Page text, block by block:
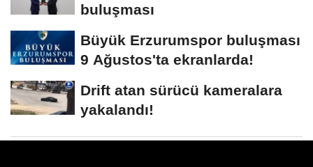
buluşması
Büyük Erzurumspor buluşması
9 Ağustos'ta ekranlarda!
Drift atan sürücü kameralara
yakalandı!